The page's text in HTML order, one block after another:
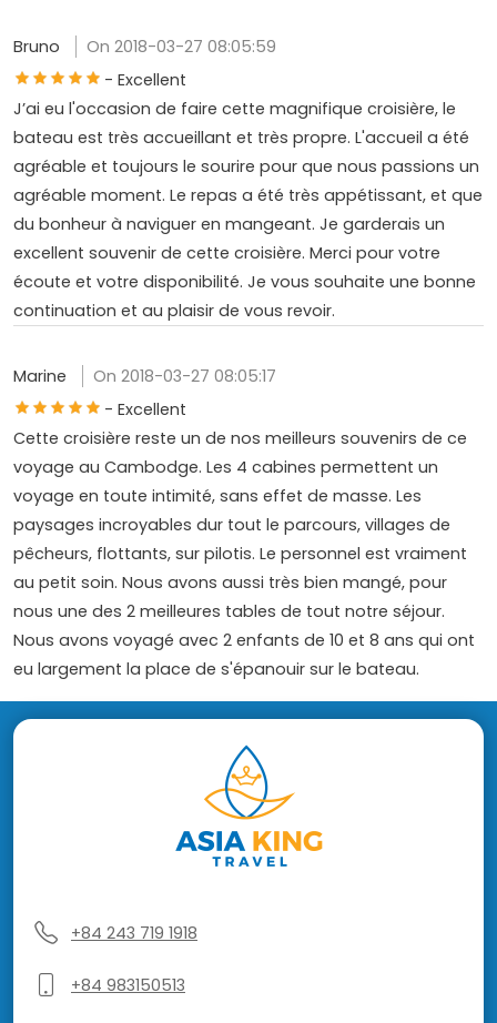
Bruno
On 2018-03-27 08:05:59
- Excellent
J’ai eu l'occasion de faire cette magnifique croisière, le
bateau est très accueillant et très propre. L'accueil a été
agréable et toujours le sourire pour que nous passions un
agréable moment. Le repas a été très appétissant, et que
du bonheur à naviguer en mangeant. Je garderais un
excellent souvenir de cette croisière. Merci pour votre
écoute et votre disponibilité. Je vous souhaite une bonne
continuation et au plaisir de vous revoir.
Marine
On 2018-03-27 08:05:17
- Excellent
Cette croisière reste un de nos meilleurs souvenirs de ce
voyage au Cambodge. Les 4 cabines permettent un
voyage en toute intimité, sans effet de masse. Les
paysages incroyables dur tout le parcours, villages de
pêcheurs, flottants, sur pilotis. Le personnel est vraiment
au petit soin. Nous avons aussi très bien mangé, pour
nous une des 2 meilleures tables de tout notre séjour.
Nous avons voyagé avec 2 enfants de 10 et 8 ans qui ont
eu largement la place de s'épanouir sur le bateau.
+84 243 719 1918
+84 983150513